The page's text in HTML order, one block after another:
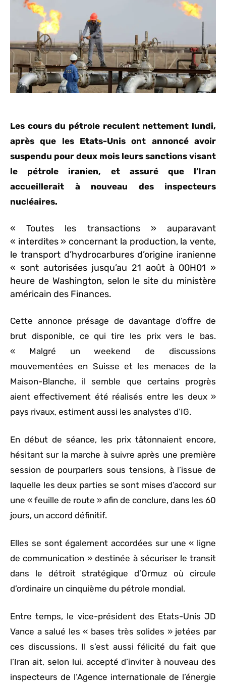
Les cours du pétrole reculent nettement lundi,
après que les Etats-Unis ont annoncé avoir
suspendu pour deux mois leurs sanctions visant
le pétrole iranien, et assuré que l’Iran
accueillerait à nouveau des inspecteurs
nucléaires.
« Toutes les transactions » auparavant
« interdites » concernant la production, la vente,
le transport d’hydrocarbures d’origine iranienne
« sont autorisées jusqu’au 21 août à 00H01 »
heure de Washington, selon le site du ministère
américain des Finances.
Cette annonce présage de davantage d’offre de
brut disponible, ce qui tire les prix vers le bas.
« Malgré un weekend de discussions
mouvementées en Suisse et les menaces de la
Maison-Blanche, il semble que certains progrès
aient effectivement été réalisés entre les deux »
pays rivaux, estiment aussi les analystes d’IG.
En début de séance, les prix tâtonnaient encore,
hésitant sur la marche à suivre après une première
session de pourparlers sous tensions, à l’issue de
laquelle les deux parties se sont mises d’accord sur
une « feuille de route » afin de conclure, dans les 60
jours, un accord définitif.
Elles se sont également accordées sur une « ligne
de communication » destinée à sécuriser le transit
dans le détroit stratégique d’Ormuz où circule
d’ordinaire un cinquième du pétrole mondial.
Entre temps, le vice-président des Etats-Unis JD
Vance a salué les « bases très solides » jetées par
ces discussions. Il s’est aussi félicité du fait que
l’Iran ait, selon lui, accepté d’inviter à nouveau des
inspecteurs de l’Agence internationale de l’énergie